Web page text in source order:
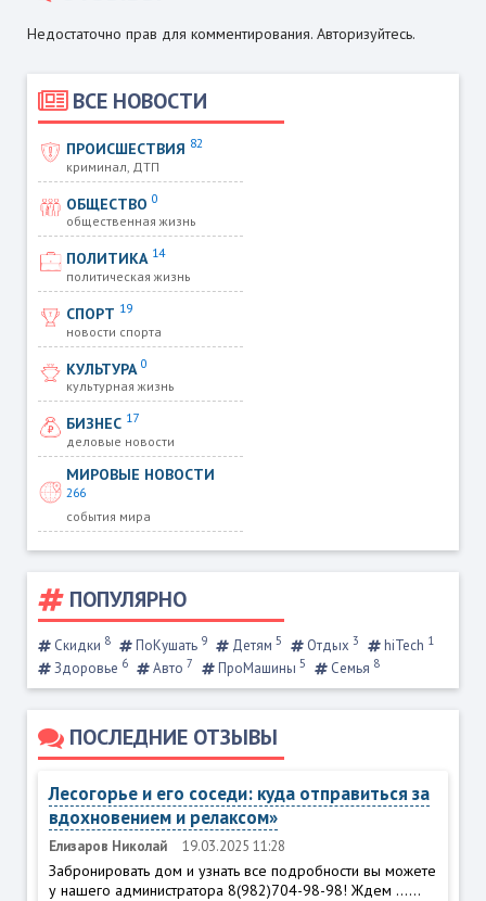
ВСЕ НОВОСТИ
ПРОИСШЕСТВИЯ 82
криминал, ДТП
ОБЩЕСТВО0
общественная жизнь
ПОЛИТИКА 14
политическая жизнь
СПОРТ 19
новости спорта
КУЛЬТУРА0
культурная жизнь
БИЗНЕС 17
деловые новости
МИРОВЫЕ НОВОСТИ
266
события мира
ПОПУЛЯРНО
Скидки 8 ПоКушать 9 Детям 5 Отдых 3 hiTech 1
Здоровье 6 Авто 7 ПроМашины 5 Семья 8
ПОСЛЕДНИЕ ОТЗЫВЫ
Лесогорье и его соседи: куда отправиться за
вдохновением и релаксом»
Елизаров Николай 19.03.2025 11:28
Забронировать дом и узнать все подробности вы можете
у нашего администратора 8(982)704-98-98! Ждем ......
Недостаточно прав для комментирования. Авторизуйтесь.